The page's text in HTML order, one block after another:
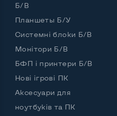
Б/В
Планшеты Б/У
Системні блоки Б/В
Монітори Б/В
БФП і принтери Б/В
Нові ігрові ПК
Аксесуари для
ноутбуків та ПК